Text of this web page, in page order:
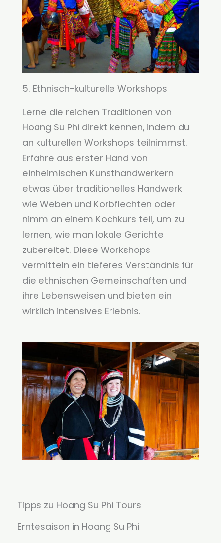
5. Ethnisch-kulturelle Workshops
Lerne die reichen Traditionen von
Hoang Su Phi direkt kennen, indem du
an kulturellen Workshops teilnimmst.
Erfahre aus erster Hand von
einheimischen Kunsthandwerkern
etwas über traditionelles Handwerk
wie Weben und Korbflechten oder
nimm an einem Kochkurs teil, um zu
lernen, wie man lokale Gerichte
zubereitet. Diese Workshops
vermitteln ein tieferes Verständnis für
die ethnischen Gemeinschaften und
ihre Lebensweisen und bieten ein
wirklich intensives Erlebnis.
Tipps zu Hoang Su Phi Tours
Erntesaison in Hoang Su Phi